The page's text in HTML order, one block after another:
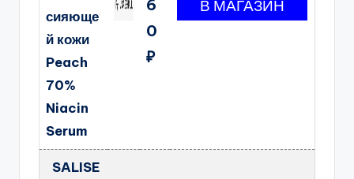
сияюще
й кожи
Peach
70%
Niacin
Serum
6
0
₽
SALISE